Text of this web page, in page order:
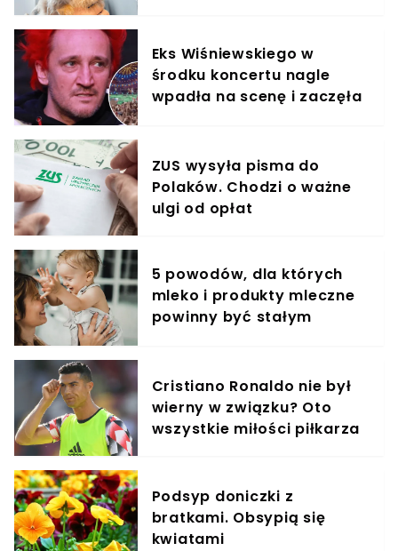
Eks Wiśniewskiego w
środku koncertu nagle
wpadła na scenę i zaczęła
ZUS wysyła pisma do
Polaków. Chodzi o ważne
ulgi od opłat
5 powodów, dla których
mleko i produkty mleczne
powinny być stałym
Cristiano Ronaldo nie był
wierny w związku? Oto
wszystkie miłości piłkarza
Podsyp doniczki z
bratkami. Obsypią się
kwiatami